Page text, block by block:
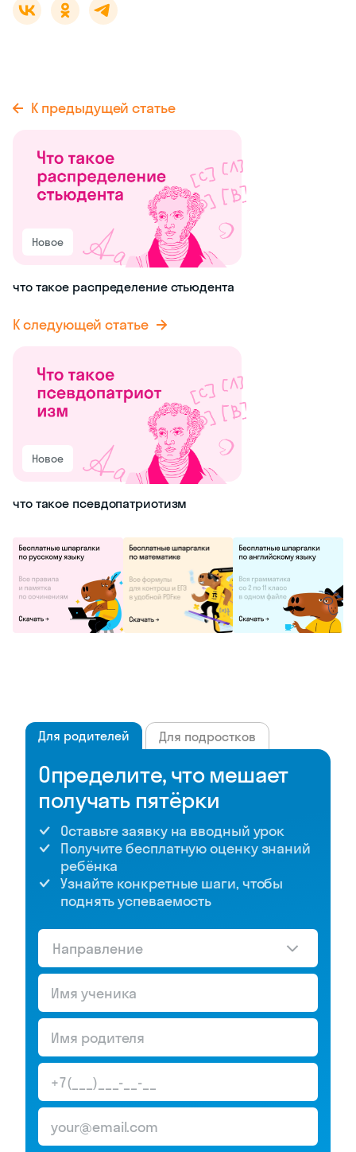
К предыдущей статье
Новое
что такое распределение стьюдента
К следующей статье
Новое
что такое псевдопатриотизм
Для родителей Для подростков
Определите, что мешает
получать пятёрки
Оставьте заявку на вводный урок
Получите бесплатную оценку знаний
ребёнка
Узнайте конкретные шаги, чтобы
поднять успеваемость
Направление